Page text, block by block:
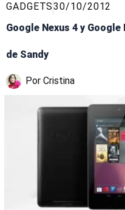
GADGETS30/10/2012
Google Nexus 4 y
de Sandy
Por Cristina